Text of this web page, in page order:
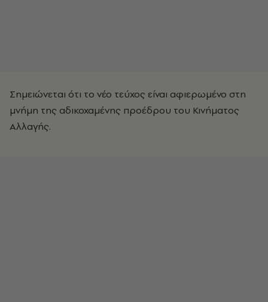
Σημειώνεται ότι το νέο τεύχος είναι αφιερωμένο στη
μνήμη της αδικοχαμένης προέδρου του Κινήματος
Αλλαγής.